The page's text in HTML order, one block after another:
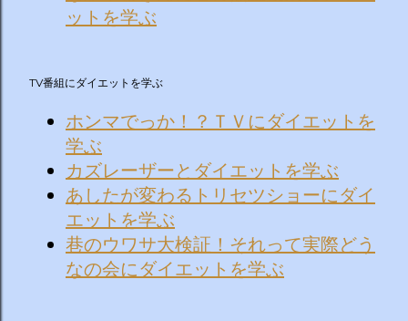
ットを学ぶ
TV番組にダイエットを学ぶ
ホンマでっか！？ＴＶにダイエットを
学ぶ
カズレーザーとダイエットを学ぶ
あしたが変わるトリセツショーにダイ
エットを学ぶ
巷のウワサ大検証！それって実際どう
なの会にダイエットを学ぶ